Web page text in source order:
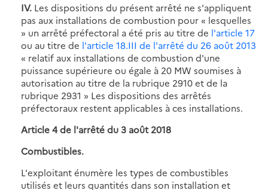
IV. Les dispositions du présent arrêté ne s'appliquent
pas aux installations de combustion pour « lesquelles
» un arrêté préfectoral a été pris au titre de l'article 17
ou au titre de l'article 18.III de l'arrêté du 26 août 2013
« relatif aux installations de combustion d'une
puissance supérieure ou égale à 20 MW soumises à
autorisation au titre de la rubrique 2910 et de la
rubrique 2931 » Les dispositions des arrêtés
préfectoraux restent applicables à ces installations.
Article 4 de l'arrêté du 3 août 2018
Combustibles.
L'exploitant énumère les types de combustibles
utilisés et leurs quantités dans son installation et